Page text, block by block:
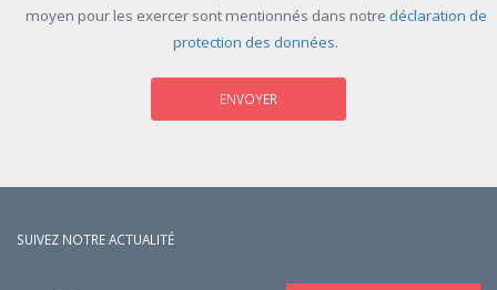
moyen pour les exercer sont mentionnés dans notre déclaration de
protection des données.
SUIVEZ NOTRE ACTUALITÉ